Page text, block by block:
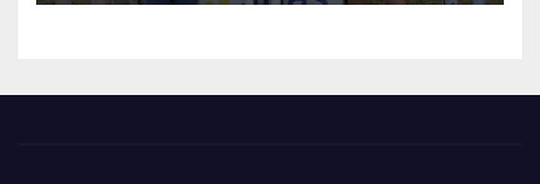
Giacomo Leopardi